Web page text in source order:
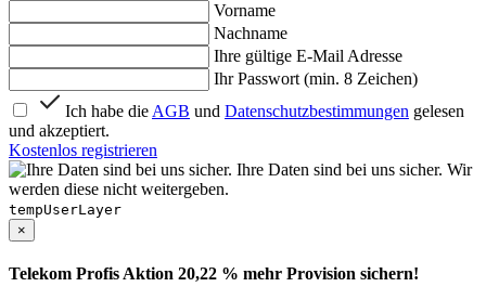
Vorname
Nachname
Ihre gültige E-Mail Adresse
Ihr Passwort (min. 8 Zeichen)
Ich habe die AGB und Datenschutzbestimmungen gelesen
und akzeptiert.
Kostenlos registrieren
Ihre Daten sind bei uns sicher. Wir
werden diese nicht weitergeben.
tempUserLayer
×
Telekom Profis Aktion 20,22 % mehr Provision sichern!